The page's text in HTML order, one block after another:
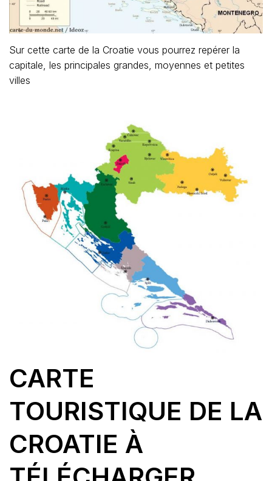
Sur cette carte de la Croatie vous pourrez repérer la
capitale, les principales grandes, moyennes et petites
villes
CARTE
TOURISTIQUE DE LA
CROATIE À